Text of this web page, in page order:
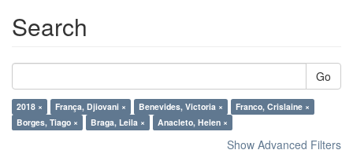
Search
Go
2018 × França, Djiovani × Benevides, Victoria ×
Franco, Crislaine ×
Borges, Tiago ×
Braga, Leila × Anacleto, Helen ×
Show Advanced Filters